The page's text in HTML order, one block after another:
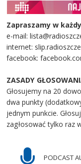
Zapraszamy w
e-mail:
internet:
facebook:
ZASADY
Głosujemy na 20
dwa punkty
jednym punkcie.
zagłosować tylko raz
PODCAST